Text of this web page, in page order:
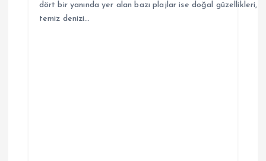
dört bir yanında yer alan bazı plajlar ise doğal güzellikleri,
temiz denizi…